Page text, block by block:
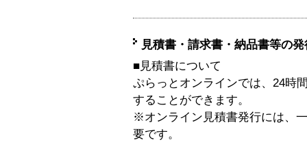
見積書・請求書・納品書等の
■見積書について
ぷらっとオンラインでは、24時
することができます。
※オンライン見積書発行には、
要です。